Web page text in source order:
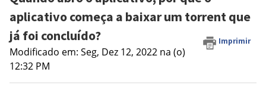
aplicativo começa a baixar um torrent que
já foi concluído?
Imprimir
Modificado em: Seg, Dez 12, 2022 na (o)
12:32 PM